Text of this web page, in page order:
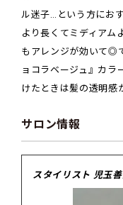
ル迷子…という方にお
より長くてミディアム
もアレンジが効いて◎
ョコラベージュ』カラ
けたときは髪の透明感
サロン情報
スタイリスト 児玉